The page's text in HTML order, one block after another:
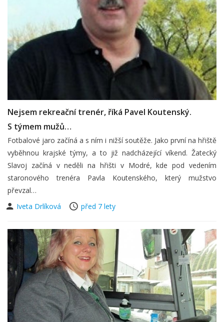
Nejsem rekreační trenér, říká Pavel Koutenský.
S týmem mužů…
Fotbalové jaro začíná a s ním i nižší soutěže. Jako první na hřiště
vyběhnou krajské týmy, a to již nadcházející víkend. Žatecký
Slavoj začíná v neděli na hřišti v Modré, kde pod vedením
staronového trenéra Pavla Koutenského, který mužstvo
převzal…
Iveta Drlíková
před 7 lety